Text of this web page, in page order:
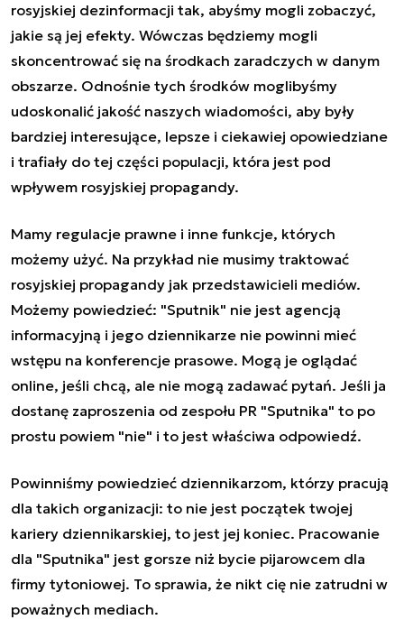
rosyjskiej dezinformacji tak, abyśmy mogli zobaczyć,
jakie są jej efekty. Wówczas będziemy mogli
skoncentrować się na środkach zaradczych w danym
obszarze. Odnośnie tych środków moglibyśmy
udoskonalić jakość naszych wiadomości, aby były
bardziej interesujące, lepsze i ciekawiej opowiedziane
i trafiały do tej części populacji, która jest pod
wpływem rosyjskiej propagandy.
Mamy regulacje prawne i inne funkcje, których
możemy użyć. Na przykład nie musimy traktować
rosyjskiej propagandy jak przedstawicieli mediów.
Możemy powiedzieć: "Sputnik" nie jest agencją
informacyjną i jego dziennikarze nie powinni mieć
wstępu na konferencje prasowe. Mogą je oglądać
online, jeśli chcą, ale nie mogą zadawać pytań. Jeśli ja
dostanę zaproszenia od zespołu PR "Sputnika" to po
prostu powiem "nie" i to jest właściwa odpowiedź.
Powinniśmy powiedzieć dziennikarzom, którzy pracują
dla takich organizacji: to nie jest początek twojej
kariery dziennikarskiej, to jest jej koniec. Pracowanie
dla "Sputnika" jest gorsze niż bycie pijarowcem dla
firmy tytoniowej. To sprawia, że nikt cię nie zatrudni w
poważnych mediach.